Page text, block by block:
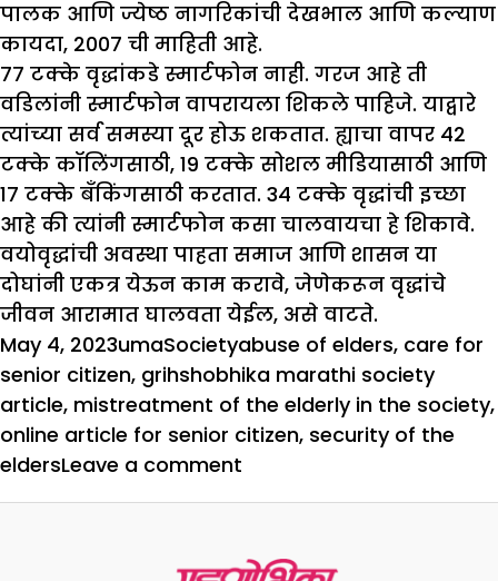
पालक आणि ज्येष्ठ नागरिकांची देखभाल आणि कल्याण
कायदा, 2007 ची माहिती आहे.
७७ टक्के वृद्धांकडे स्मार्टफोन नाही. गरज आहे ती
वडिलांनी स्मार्टफोन वापरायला शिकले पाहिजे. याद्वारे
त्यांच्या सर्व समस्या दूर होऊ शकतात. ह्याचा वापर 42
टक्के कॉलिंगसाठी, 19 टक्के सोशल मीडियासाठी आणि
17 टक्के बँकिंगसाठी करतात. 34 टक्के वृद्धांची इच्छा
आहे की त्यांनी स्मार्टफोन कसा चालवायचा हे शिकावे.
वयोवृद्धांची अवस्था पाहता समाज आणि शासन या
दोघांनी एकत्र येऊन काम करावे, जेणेकरून वृद्धांचे
जीवन आरामात घालवता येईल, असे वाटते.
Posted
on
May 4, 2023Author
umaCategories
SocietyTags
abuse of elders, care for
senior citizen, grihshobhika marathi society
article, mistreatment of the elderly in the society,
online article for senior citizen, security of the
eldersLeave a comment
गॅप